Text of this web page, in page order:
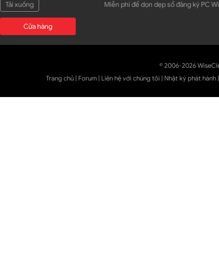
Tải xuống
Cửa hàng
Miễn phí để dọn dẹp sổ đăng ký PC
© 2006-2026
Trang chủ | Forum | Liên hệ với chúng tôi | Nhật ký phát hành